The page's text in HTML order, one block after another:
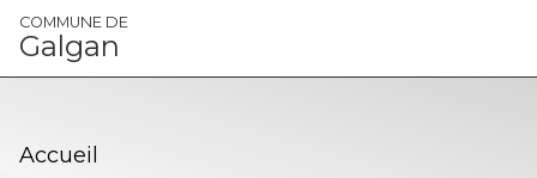
Panneau de gestion des cookies
COMMUNE DE
Galgan
Accueil